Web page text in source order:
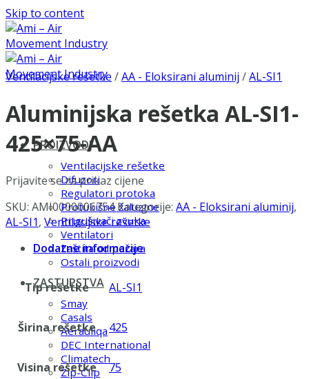
Skip to content
PROIZVODI
Ventilacijske rešetke
Difuzori
Regulatori protoka
Protukišne žaluzine
Prigušivači zvuka
Ventilatori
Zaštita od požara
Ostali proizvodi
ZASTUPSTVA
Smay
Casals
Aerauliqa
DEC International
Climatech
Zip-Clip
Ventilacijske rešetke /AA - Eloksirani aluminij /AL-SI1
Aluminijska rešetka AL-SI1-
425×75-AA
Prijavite se za prikaz cijene
SKU: AMI0000006754 Kategorije: AA - Eloksirani aluminij,
AL-SI1, Ventilacijske rešetke
Dodatne informacije
Tip rešetke AL-SI1
Širina rešetke 425
Visina rešetke 75